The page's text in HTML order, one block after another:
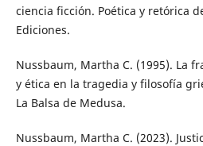
ciencia ficción. Poética y retórica
Ediciones.
Nussbaum, Martha C. (1995). La
y ética en la tragedia y filosofía
La Balsa de Medusa.
Nussbaum, Martha C. (2023).